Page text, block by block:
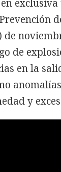
de
de
en la
y